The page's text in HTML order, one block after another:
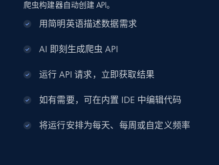
爬虫构建器自动创建 API。
用简明英语描述数据需求
AI 即刻生成爬虫 API
运行 API 请求，立即获取结果
如有需要，可在内置 IDE 中编辑代码
将运行安排为每天、每周或自定义频率